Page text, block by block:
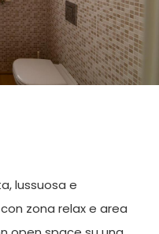
lussuosa e
zona relax e area